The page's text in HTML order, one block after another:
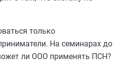
только
На семинарах до
ли ООО применять ПСН?